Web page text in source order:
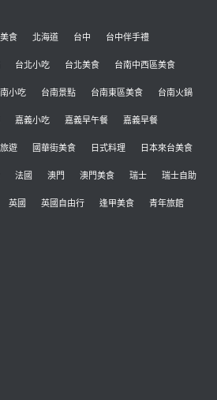
食 北海道 台中 台中伴手禮
台北小吃 台北美食 台南中西區美食
小吃 台南景點 台南東區美食 台南火鍋
嘉義小吃 嘉義早午餐 嘉義早餐
遊 國華街美食 日式料理 日本來台美食
法國 澳門 澳門美食 瑞士 瑞士自助
英國 英國自由行 逢甲美食 青年旅館